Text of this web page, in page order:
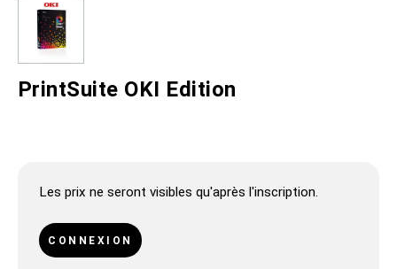
PrintSuite OKI Edition
Les prix ne seront visibles qu'après l'inscription.
CONNEXION